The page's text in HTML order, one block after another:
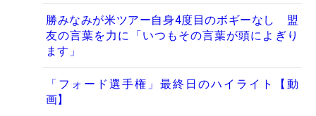
勝みなみが米ツアー自身4度目のボギーなし 盟
友の言葉を力に「いつもその言葉が頭によぎり
ます」
「フォード選手権」最終日のハイライト【動
画】